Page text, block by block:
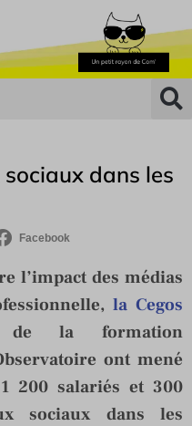
sociaux dans les
Facebook
l’impact des médias
la Cegos
de la formation
ont mené
200 salariés et 300
sociaux dans les